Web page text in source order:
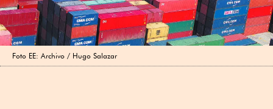
Foto EE: Archivo / Hugo Salazar